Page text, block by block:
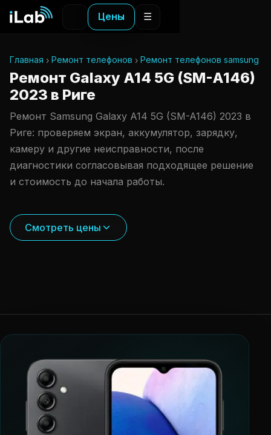
Цены ☰
Главная Ремонт телефонов Ремонт телефонов samsung
Ремонт Galaxy A14 5G (SM-A146)
2023 в Риге
Ремонт Samsung Galaxy A14 5G (SM-A146) 2023 в
Риге: проверяем экран, аккумулятор, зарядку,
камеру и другие неисправности, после
диагностики согласовывая подходящее решение
и стоимость до начала работы.
Смотреть цены